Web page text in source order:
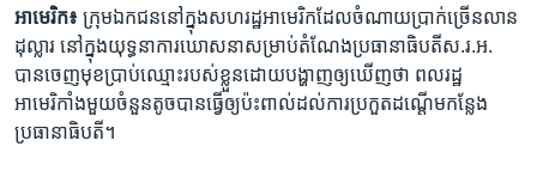
អាមេរិក៖ ក្រុម​ឯកជន​នៅ​ក្នុង​សហរដ្ឋ​អាមេរិក​ដែល​ចំណាយ​ប្រាក់​ច្រើន​លាន​
ដុល្លារ​ នៅ​ក្នុង​យុទ្ធនាការ​ឃោសនា​សម្រាប់​តំណែង​ប្រធានាធិបតី​ស.រ.អ. ​
បាន​ចេញមុខ​ប្រាប់​ឈ្មោះ​របស់​ខ្លួន​ដោយ​បង្ហាញ​ឲ្យ​ឃើញ​ថា​ ពលរដ្ឋ​
អាមេរិកាំង​មួយ​ចំនួន​តូច​បាន​ធ្វើ​ឲ្យ​ប៉ះពាល់​ដល់​ការ​ប្រកួត​ដណ្ដើម​កន្លែង​
ប្រធានាធិបតី។